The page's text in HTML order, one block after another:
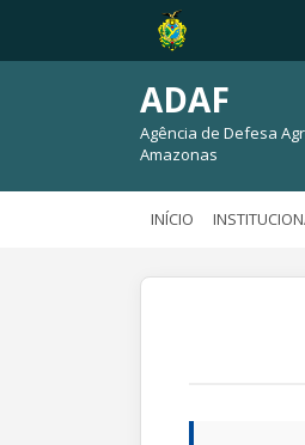
ADAF
Agência de Defesa
Amazonas
INÍCIO